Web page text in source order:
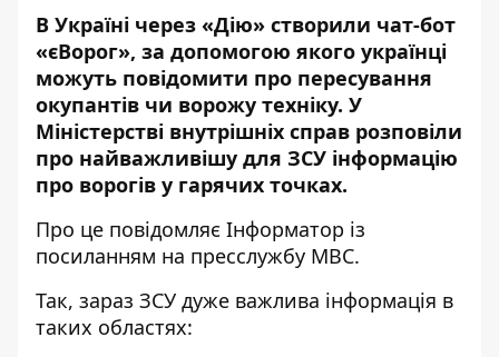
В Україні через «Дію» створили чат-бот
«єВорог», за допомогою якого українці
можуть повідомити про пересування
окупантів чи ворожу техніку. У
Міністерстві внутрішніх справ розповіли
про найважливішу для ЗСУ інформацію
про ворогів у гарячих точках.
Про це повідомляє Інформатор із
посиланням на пресслужбу МВС.
Так, зараз ЗСУ дуже важлива інформація в
таких областях: